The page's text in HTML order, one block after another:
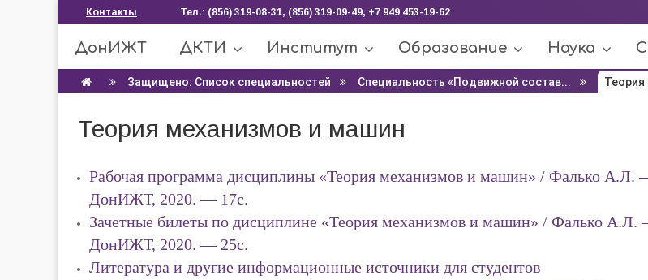
Контакты Тел.: (856) 319-08-31, (856) 319-09-49, +7 949 453-19-62
ДонИЖТ ДКТИ Институт Образование Наука
Защищено: Список специальностей Специальность «Подвижной состав... Теория
Теория механизмов и машин
Рабочая программа дисциплины «Теория механизмов и машин» / Фалько А.Л.
ДонИЖТ, 2020. — 17с.
Зачетные билеты по дисциплине «Теория механизмов и машин» / Фалько
ДонИЖТ, 2020. — 25с.
Литература и другие информационные источники для студентов